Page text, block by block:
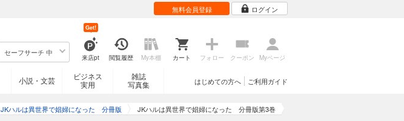
無料会員登録 ログイン
セーフサーチ 中
来店pt
Get!
閲覧履歴 My本棚 カート フォロー クーポン Myページ
小説・文芸
ビジネス
実用
雑誌
写真集
ご利用ガイド
はじめての方へ
JKハルは異世界で娼婦になった 分冊版 JKハルは異世界で娼婦になった 分冊版第3巻